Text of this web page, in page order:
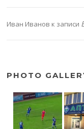
Иван Иванов к записи
PHOTO